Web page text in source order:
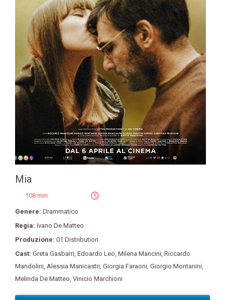
Mia
108 min
Genere: Drammatico
Regia: Ivano De Matteo
Produzione: 01 Distribution
Cast: Greta Gasbarri Edoardo Leo Milena Mancini Riccardo
Mandolini Alessia Manicastri Giorgia Faraoni Giorgio Montanini
Melinda De Matteo Vinicio Marchioni